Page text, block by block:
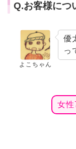
Q.お客様につ
よこちゃん
優
っ
女性